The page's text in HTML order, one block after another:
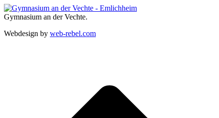
Gymnasium an der Vechte.
Webdesign by web-rebel.com